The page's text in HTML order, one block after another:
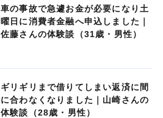
車の事故で急遽お金が必要になり土
曜日に消費者金融へ申込しました｜
佐藤さんの体験談（31歳・男性）
ギリギリまで借りてしまい返済に間
に合わなくなりました｜山崎さんの
体験談（28歳・男性）